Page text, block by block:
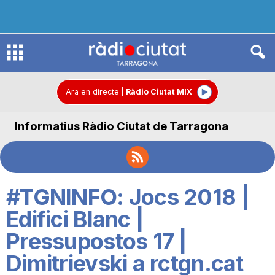
R
d
o
C
Ara en directe Ràdio Ciutat MIX
Informatius Ràdio Ciutat de Tarragona
#TGNINFO: Jocs 2018 |
Edifici Blanc |
Pressupostos 17 |
Dimitrievski a rctgn.cat